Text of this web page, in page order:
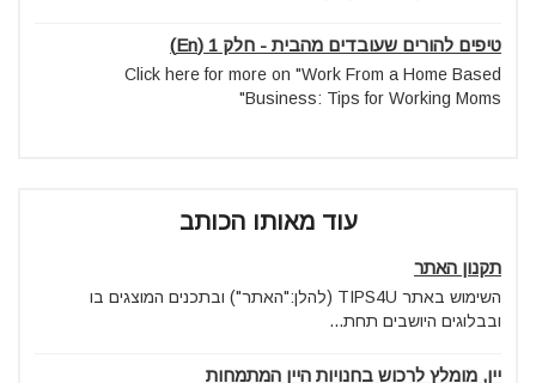
טיפים להורים שעובדים מהבית - חלק 1 (En)
Click here for more on "Work From a Home Based
Business: Tips for Working Moms"
עוד מאותו הכותב
תקנון האתר
השימוש באתר TIPS4U (להלן:"האתר") ובתכנים המוצגים בו
ובבלוגים היושבים תחת...
יין, מומלץ לרכוש בחנויות היין המתמחות